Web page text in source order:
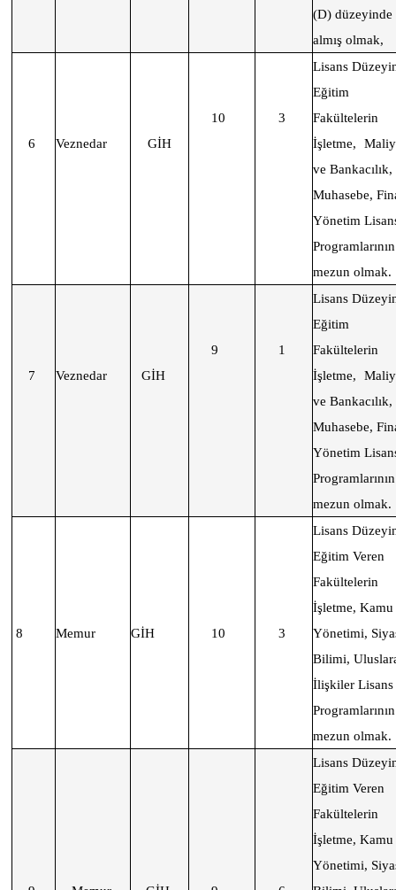
(D) düzeyinde
almış olmak,
6 Veznedar GİH
10 3
Lisans
Eğitim
İşletme,
ve Bankacılık,
Muhasebe,
Yönetim
mezun olmak.
7 Veznedar GİH
9 1
Lisans
Eğitim
İşletme,
ve Bankacılık,
Muhasebe,
Yönetim
mezun olmak.
8 Memur GİH 10 3
Lisans
Eğitim Veren
İşletme, Kamu
Yönetimi,
Bilimi,
İlişkiler Lisans
mezun olmak.
Lisans
Eğitim Veren
İşletme, Kamu
Yönetimi,